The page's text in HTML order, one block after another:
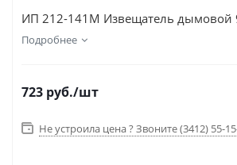
ИП 212-141М Извещатель дымовой
Подробнее
723 руб./шт
Не устроила цена ? Звоните (3412) 55-